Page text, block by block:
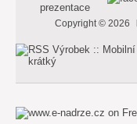
prezentace
Copyright © 2026